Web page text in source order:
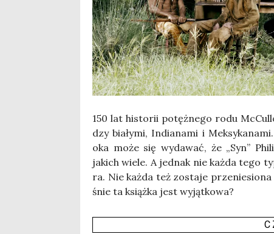
150 lat histo­rii potęż­ne­go rodu
dzy bia­ły­mi, India­na­mi i
oka może się wyda­wać, że „Syn”
jakich wie­le. A jed­nak nie każ­da tego
ra. Nie każ­da też zosta­je
śnie ta książ­ka jest wyjąt­ko­wa?